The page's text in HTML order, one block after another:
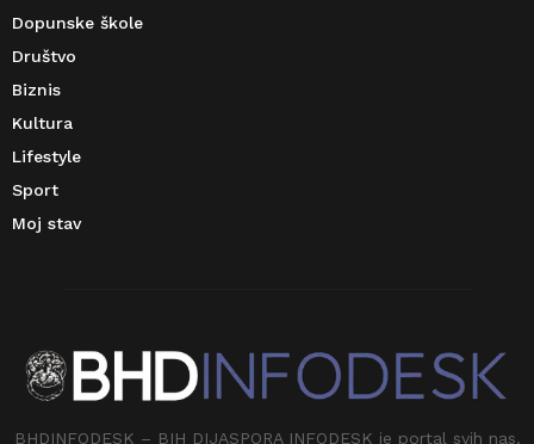
Dopunske škole
Društvo
Biznis
Kultura
Lifestyle
Sport
Moj stav
BHDINFODESK – BIH DIJASPORA INFODESK je portal svih nas.